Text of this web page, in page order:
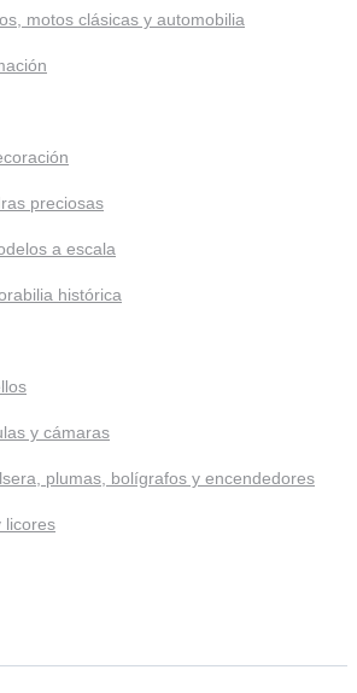
motos clásicas y automobilia
preciosas
a escala
histórica
y cámaras
plumas, bolígrafos y encendedores
licores